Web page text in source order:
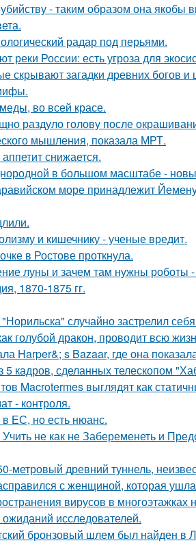
- таким образом она
радар под перьями.
реки России: есть угроза для
скрывают загадки древних богов и
во всей красе.
раздуло голову после
мышления, показала МРТ.
снижается.
в большом масштабе -
море принадлежит
и кишечнику - ученые вредит.
в Ростове проткнула.
луны и зачем там нужны роботы
1870-1875 гг.
случайно застрелил
голубой дракон, проводит всю
Harper&; s Bazaar, где она
кадров, сделанных телескопом
Macrotermes выглядят как
- контроля.
ЕС, но есть нюанс.
не как не Забеременеть и
метровый древний туннель,
с женщиной, которая
вирусов в многоэтажках
исследователей.
бронзовый шлем был найден в